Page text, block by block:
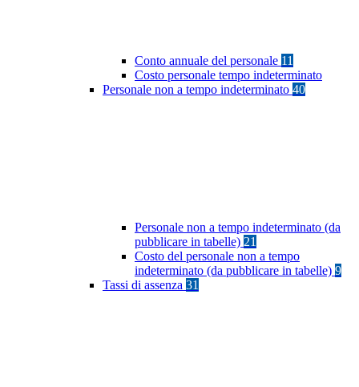
Conto annuale del personale 11
Costo personale tempo indeterminato
Personale non a tempo indeterminato 40
Personale non a tempo indeterminato (da
pubblicare in tabelle) 21
Costo del personale non a tempo
indeterminato (da pubblicare in tabelle) 9
Tassi di assenza 31